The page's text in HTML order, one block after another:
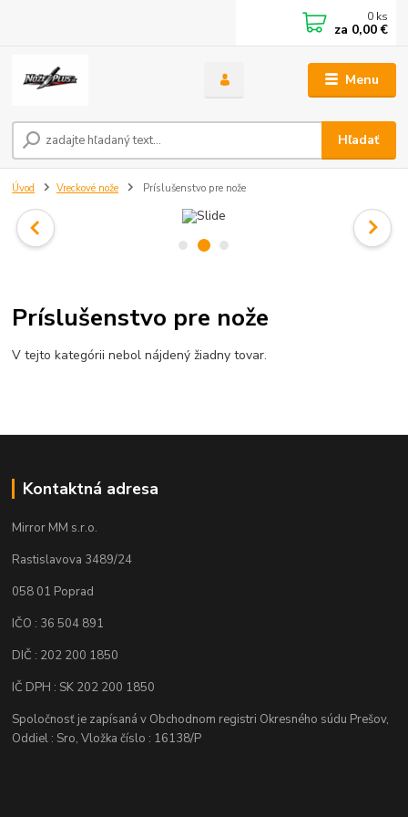
Menu
Hľadať
0 ks
za 0,00 €
Úvod Vreckové nože Príslušenstvo pre nože
Príslušenstvo pre nože
V tejto kategórii nebol nájdený žiadny tovar.
Kontaktná adresa
Mirror MM s.r.o.
Rastislavova 3489/24
058 01 Poprad
IČO : 36 504 891
DIČ : 202 200 1850
IČ DPH : SK 202 200 1850
Spoločnosť je zapísaná v Obchodnom registri Okresného súdu Prešov,
Oddiel : Sro, Vložka číslo : 16138/P